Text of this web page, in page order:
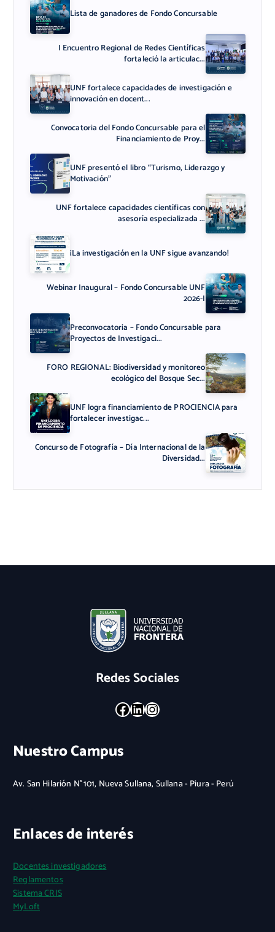
Lista de ganadores de Fondo Concursable
I Encuentro Regional de Redes Científicas
fortaleció la articulac...
UNF fortalece capacidades de investigación e
innovación en docent...
Convocatoria del Fondo Concursable para el
Financiamiento de Proy...
UNF presentó el libro “Turismo, Liderazgo y
Motivación”
UNF fortalece capacidades científicas con
asesoría especializada ...
¡La investigación en la UNF sigue avanzando!
Webinar Inaugural – Fondo Concursable UNF
2026-I
Preconvocatoria – Fondo Concursable para
Proyectos de Investigaci...
FORO REGIONAL: Biodiversidad y monitoreo
ecológico del Bosque Sec...
UNF logra financiamiento de PROCIENCIA para
fortalecer investigac...
Concurso de Fotografía – Día Internacional de la
Diversidad...
Redes Sociales
Facebook LinkedIn Instagram
Nuestro Campus
Av. San Hilarión N° 101, Nueva Sullana, Sullana - Piura - Perú
Enlaces de interés
Docentes investigadores
Reglamentos
Sistema CRIS
MyLoft